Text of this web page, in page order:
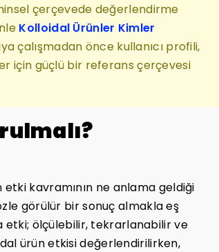
çerçevede değerlendirme
Kolloidal Ürünler Kimler
çalışmadan önce kullanıcı profili,
için güçlü bir referans çerçevesi
kavramının ne anlama geldiği
görülür bir sonuç almakla eş
etki; ölçülebilir, tekrarlanabilir ve
ürün etkisi değerlendirilirken,